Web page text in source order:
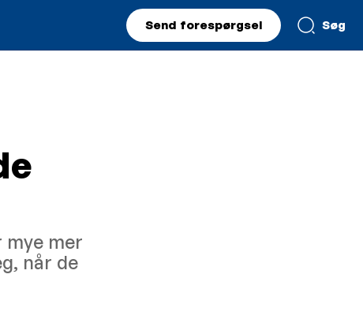
Send forespørgsel Søg
mer
når de